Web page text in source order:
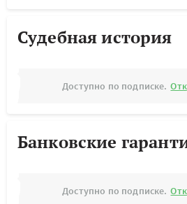
Судебная история
Доступно по подписке.
Банковские
Доступно по подписке.